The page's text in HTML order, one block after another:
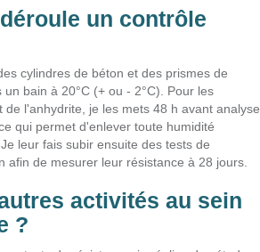
un contrôle
cylindres de béton et des prismes de
bain à 20°C (+ ou - 2°C). Pour les
de l'anhydrite, je les mets 48 h avant analyse
qui permet d'enlever toute humidité
leur fais subir ensuite des tests de
afin de mesurer leur résistance à 28 jours.
activités au sein
?